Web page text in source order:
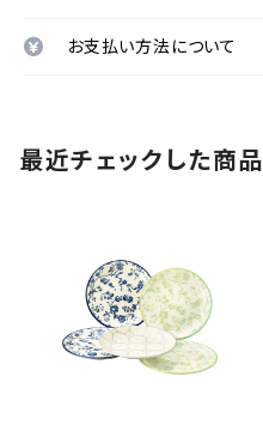
お支払い方法について
最近チェックした商品